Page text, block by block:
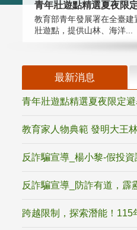
教育部青年發展署在全臺建
壯遊點，提供山林、海洋...
最新消息
青年壯遊點精選夏夜限定
教育家人物典範 發明大王
反詐騙宣導_楊小黎-假投資
反詐騙宣導_防詐有道，霹
跨越限制，探索潛能！